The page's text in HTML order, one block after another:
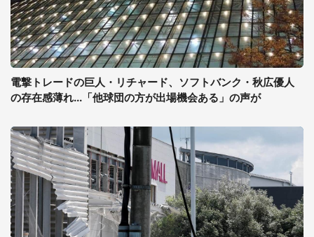
電撃トレードの巨人・リチャード、ソフトバンク・秋広優人
の存在感薄れ...「他球団の方が出場機会ある」の声が